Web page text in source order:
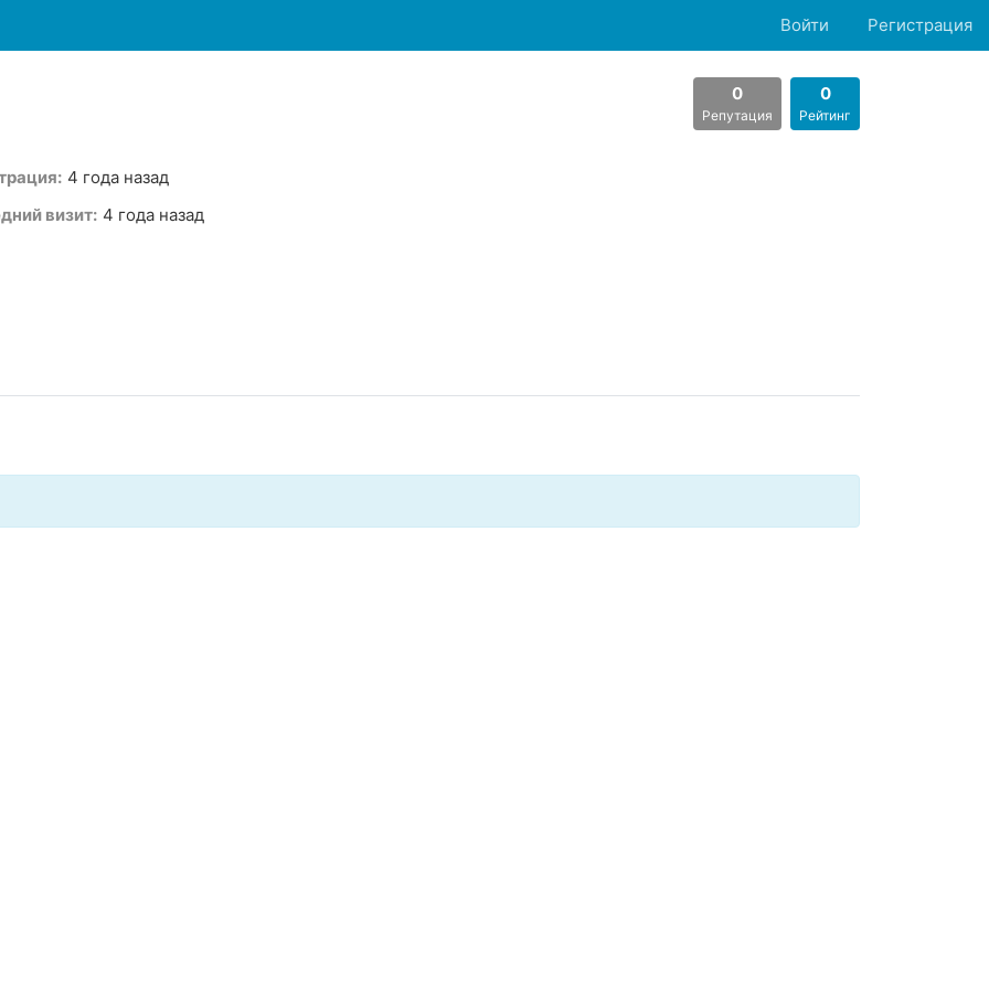
Войти Регистрация
0
Репутация
0
Рейтинг
4 года назад
визит: 4 года назад